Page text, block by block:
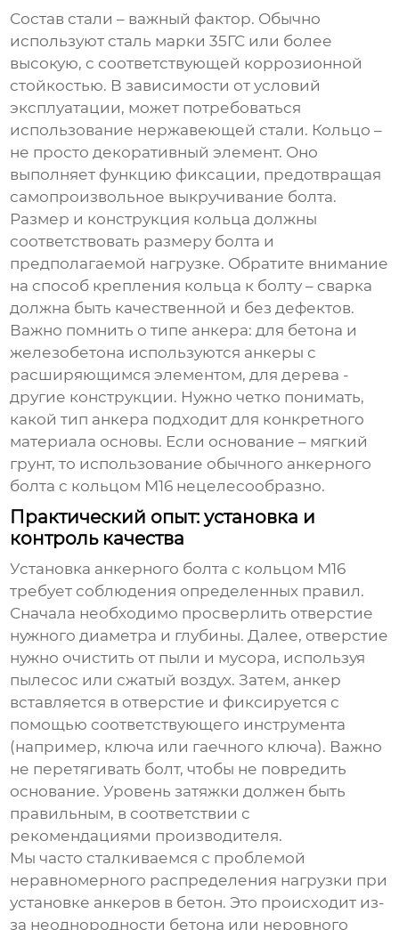
Состав стали – важный фактор. Обычно
используют сталь марки 35ГС или более
высокую, с соответствующей коррозионной
стойкостью. В зависимости от условий
эксплуатации, может потребоваться
использование нержавеющей стали. Кольцо –
не просто декоративный элемент. Оно
выполняет функцию фиксации, предотвращая
самопроизвольное выкручивание болта.
Размер и конструкция кольца должны
соответствовать размеру болта и
предполагаемой нагрузке. Обратите внимание
на способ крепления кольца к болту – сварка
должна быть качественной и без дефектов.
Важно помнить о типе анкера: для бетона и
железобетона используются анкеры с
расширяющимся элементом, для дерева -
другие конструкции. Нужно четко понимать,
какой тип анкера подходит для конкретного
материала основы. Если основание – мягкий
грунт, то использование обычного анкерного
болта с кольцом М16 нецелесообразно.
Практический опыт: установка и
контроль качества
Установка анкерного болта с кольцом М16
требует соблюдения определенных правил.
Сначала необходимо просверлить отверстие
нужного диаметра и глубины. Далее, отверстие
нужно очистить от пыли и мусора, используя
пылесос или сжатый воздух. Затем, анкер
вставляется в отверстие и фиксируется с
помощью соответствующего инструмента
(например, ключа или гаечного ключа). Важно
не перетягивать болт, чтобы не повредить
основание. Уровень затяжки должен быть
правильным, в соответствии с
рекомендациями производителя.
Мы часто сталкиваемся с проблемой
неравномерного распределения нагрузки при
установке анкеров в бетон. Это происходит из-
за неоднородности бетона или неровного